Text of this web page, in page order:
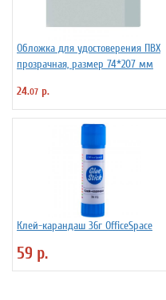
Обложка для удостоверения ПВХ
прозрачная, размер 74*207 мм
24.07 р.
Клей-карандаш 36г OfficeSpace
59 р.